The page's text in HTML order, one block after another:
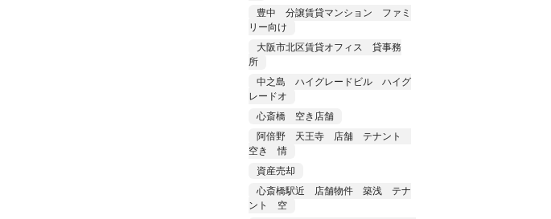
豊中 分譲賃貸マンション ファミ
リー向け
大阪市北区賃貸オフィス 貸事務
所
中之島 ハイグレードビル ハイグ
レードオ
心斎橋 空き店舗
阿倍野 天王寺 店舗 テナント
空き 情
資産売却
心斎橋駅近 店舗物件 築浅 テナ
ント 空